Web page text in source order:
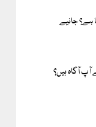
ہے؟ جانیے
آپ آگاہ ہیں؟